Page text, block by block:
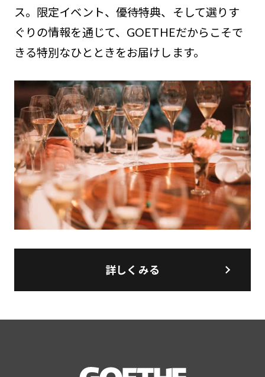
ス。限定イベント、優待特典、そして選りす
ぐりの情報を通じて、GOETHEだからこそで
きる特別なひとときをお届けします。
詳しくみる